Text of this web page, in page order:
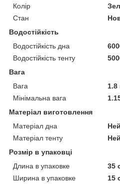
Колір
Стан
Водостійкість
Водостійкість дна
Водостійкість тенту
Вага
Вага
1.8
Мінімальна вага
Матеріал виготовлення
Матеріал дна
Матеріал тенту
Розмір в упаковці
Длина в упаковке
35
Ширина в упаковке
15